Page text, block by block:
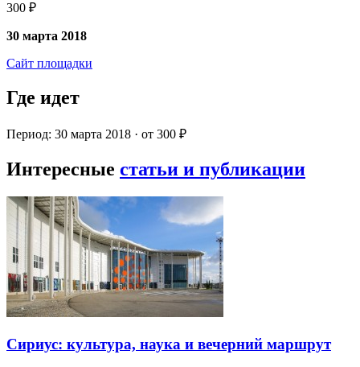
300 ₽
30 марта 2018
Сайт площадки
Где идет
Период: 30 марта 2018 · от 300 ₽
Интересные статьи и публикации
Сириус: культура, наука и вечерний маршрут